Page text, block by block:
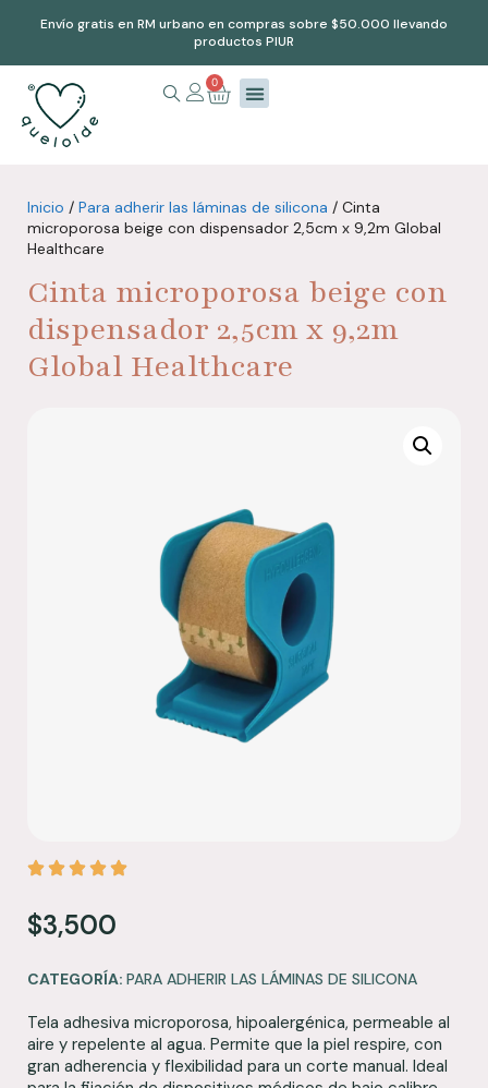
Envío gratis en RM urbano en compras sobre $50.000 llevando
productos PIUR
0
Inicio / Para adherir las láminas de silicona / Cinta
microporosa beige con dispensador 2,5cm x 9,2m Global
Healthcare
Cinta microporosa beige con
dispensador 2,5cm x 9,2m
Global Healthcare
$3,500
CATEGORÍA: PARA ADHERIR LAS LÁMINAS DE SILICONA
Tela adhesiva microporosa, hipoalergénica, permeable al
aire y repelente al agua. Permite que la piel respire, con
gran adherencia y flexibilidad para un corte manual. Ideal